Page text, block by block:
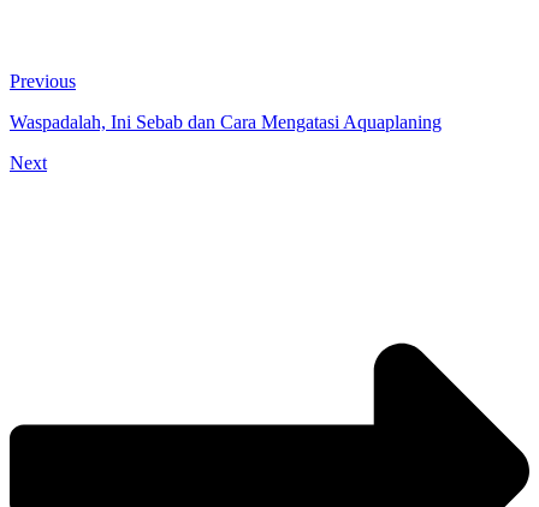
Previous
Waspadalah, Ini Sebab dan Cara Mengatasi Aquaplaning
Next